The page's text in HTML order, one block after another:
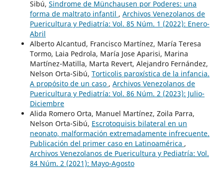
Sibú, Sindrome de Münchausen por Poderes: una
forma de maltrato infantil , Archivos Venezolanos de
Puericultura y Pediatría: Vol. 85 Núm. 1 (2022): Enero-
Abril
Alberto Alcantud, Francisco Martínez, María Teresa
Tormo, Laia Pedrola, María Jose Aparisi, Marina
Martínez-Matilla, Marta Revert, Alejandro Fernández,
Nelson Orta-Sibú, Torticolis paroxística de la infancia.
A propósito de un caso , Archivos Venezolanos de
Puericultura y Pediatría: Vol. 86 Núm. 2 (2023): Julio-
Diciembre
Alida Romero Orta, Manuel Martínez, Zoila Parra,
Nelson Orta-Sibú, Escrotoquisis bilateral en un
neonato, malformación extremadamente infrecuente.
Publicación del primer caso en Latinoamérica ,
Archivos Venezolanos de Puericultura y Pediatría: Vol.
84 Núm. 2 (2021): Mayo-Agosto